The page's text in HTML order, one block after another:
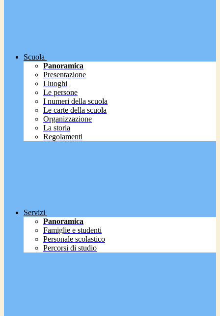
Scuola
Panoramica
Presentazione
I luoghi
Le persone
I numeri della scuola
Le carte della scuola
Organizzazione
La storia
Regolamenti
Servizi
Panoramica
Famiglie e studenti
Personale scolastico
Percorsi di studio